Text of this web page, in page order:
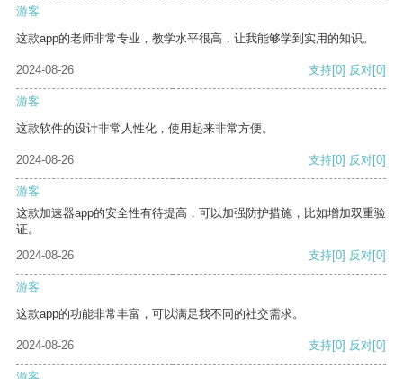
游客
这款app的老师非常专业，教学水平很高，让我能够学到实用的知识。
2024-08-26 支持[0] 反对[0]
游客
这款软件的设计非常人性化，使用起来非常方便。
2024-08-26 支持[0] 反对[0]
游客
这款加速器app的安全性有待提高，可以加强防护措施，比如增加双重验
证。
2024-08-26
支持[0] 反对[0]
游客
这款app的功能非常丰富，可以满足我不同的社交需求。
2024-08-26 支持[0] 反对[0]